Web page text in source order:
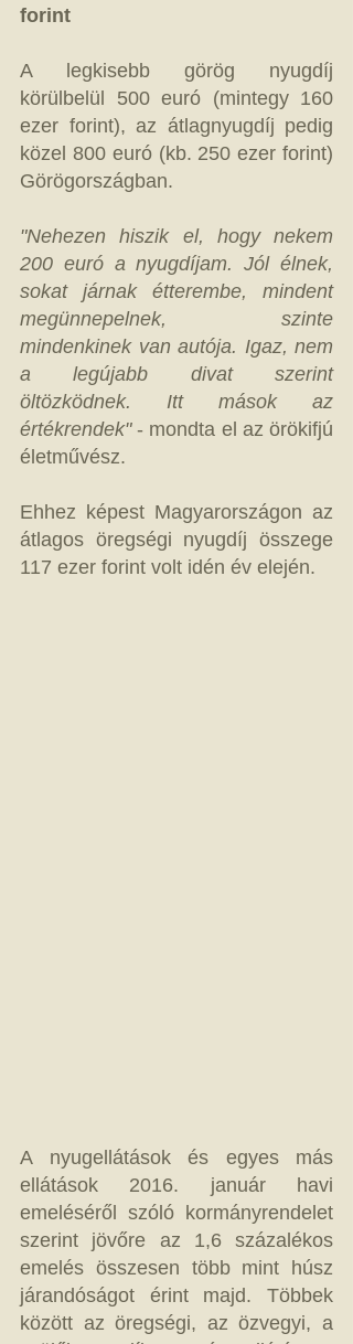
forint
A legkisebb görög nyugdíj
körülbelül 500 euró (mintegy 160
ezer forint), az átlagnyugdíj pedig
közel 800 euró (kb. 250 ezer forint)
Görögországban.
"Nehezen hiszik el, hogy nekem
200 euró a nyugdíjam. Jól élnek,
sokat járnak étterembe, mindent
megünnepelnek, szinte
mindenkinek van autója. Igaz, nem
a legújabb divat szerint
öltözködnek. Itt mások az
értékrendek" - mondta el az örökifjú
életművész.
Ehhez képest Magyarországon az
átlagos öregségi nyugdíj összege
117 ezer forint volt idén év elején.
A nyugellátások és egyes más
ellátások 2016. január havi
emeléséről szóló kormányrendelet
szerint jövőre az 1,6 százalékos
emelés összesen több mint húsz
járandóságot érint majd. Többek
között az öregségi, az özvegyi, a